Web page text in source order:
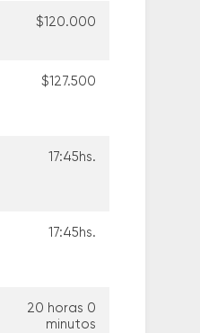
$120.000
$127.500
17:45hs.
17:45hs.
20 horas 0
minutos